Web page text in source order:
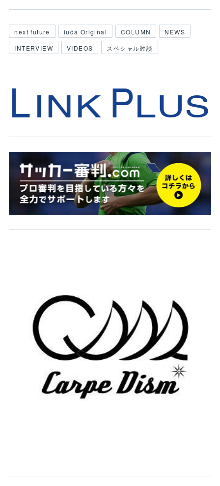
next future iuda Original COLUMN
NEWS
INTERVIEW
VIDEOS スペシャル対談